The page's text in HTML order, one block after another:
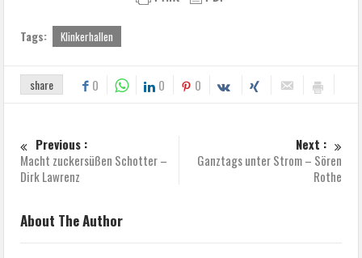
Tags: Klinkerhallen
share 0 0 0
Previous :
Macht zuckersüßen Schotter –
Dirk Lawrenz
Next :
Ganztags unter Strom – Sören
Rothe
About The Author